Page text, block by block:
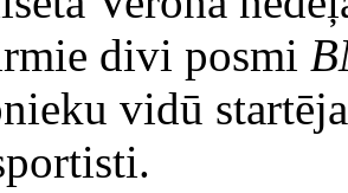
divi posmi
vidū